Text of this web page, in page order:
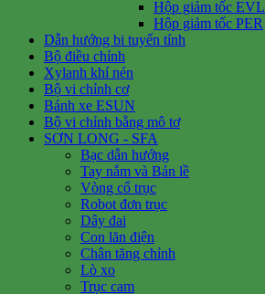
Hộp giảm tốc EVL
Hộp giảm tốc PER
Dẫn hướng bi tuyến tính
Bộ điều chỉnh
Xylanh khí nén
Bộ vi chỉnh cơ
Bánh xe ESUN
Bộ vi chỉnh bằng mô tơ
SƠN LONG - SFA
Bạc dẫn hướng
Tay nắm và Bản lề
Vòng cổ trục
Robot đơn trục
Dây đai
Con lăn điện
Chân tăng chỉnh
Lò xo
Trục cam